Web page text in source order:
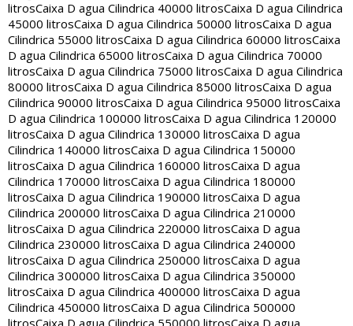
litrosCaixa D agua Cilindrica 40000 litrosCaixa D agua Cilindrica
45000 litrosCaixa D agua Cilindrica 50000 litrosCaixa D agua
Cilindrica 55000 litrosCaixa D agua Cilindrica 60000 litrosCaixa
D agua Cilindrica 65000 litrosCaixa D agua Cilindrica 70000
litrosCaixa D agua Cilindrica 75000 litrosCaixa D agua Cilindrica
80000 litrosCaixa D agua Cilindrica 85000 litrosCaixa D agua
Cilindrica 90000 litrosCaixa D agua Cilindrica 95000 litrosCaixa
D agua Cilindrica 100000 litrosCaixa D agua Cilindrica 120000
litrosCaixa D agua Cilindrica 130000 litrosCaixa D agua
Cilindrica 140000 litrosCaixa D agua Cilindrica 150000
litrosCaixa D agua Cilindrica 160000 litrosCaixa D agua
Cilindrica 170000 litrosCaixa D agua Cilindrica 180000
litrosCaixa D agua Cilindrica 190000 litrosCaixa D agua
Cilindrica 200000 litrosCaixa D agua Cilindrica 210000
litrosCaixa D agua Cilindrica 220000 litrosCaixa D agua
Cilindrica 230000 litrosCaixa D agua Cilindrica 240000
litrosCaixa D agua Cilindrica 250000 litrosCaixa D agua
Cilindrica 300000 litrosCaixa D agua Cilindrica 350000
litrosCaixa D agua Cilindrica 400000 litrosCaixa D agua
Cilindrica 450000 litrosCaixa D agua Cilindrica 500000